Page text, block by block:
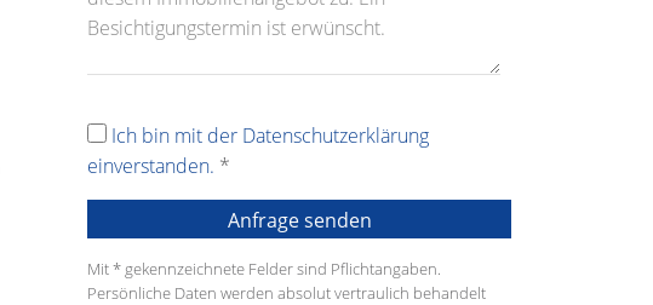
Ich bin mit der Datenschutzerklärung
einverstanden. *
Mit * gekennzeichnete Felder sind Pflichtangaben.
Persönliche Daten werden absolut vertraulich behandelt